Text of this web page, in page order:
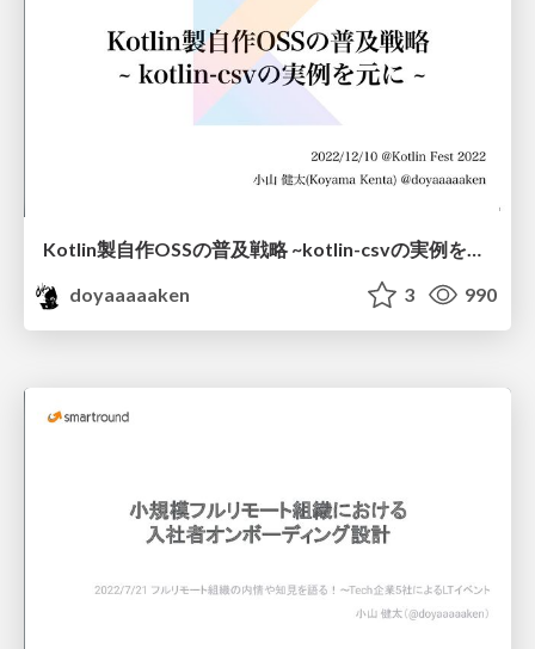
Kotlin製自作OSSの普及戦略 ~kotlin-csvの実例を元に~ @Kotlin Fest 2022
doyaaaaaken
3 990